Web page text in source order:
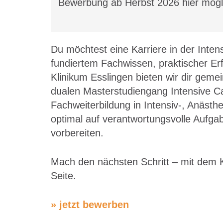
Bewerbung ab Herbst 2026 hier
Du möchtest eine Karriere in der
fundiertem Fachwissen, praktischer
Klinikum Esslingen bieten wir dir
dualen Masterstudiengang Intensive
Fachweiterbildung in Intensiv-,
optimal auf verantwortungsvolle
vorbereiten.
Mach den nächsten Schritt – mit dem
Seite.
» jetzt bewerben